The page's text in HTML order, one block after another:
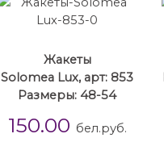
Жакеты
Solomea Lux, арт: 853
Размеры: 48-54
150.00 бел.руб.